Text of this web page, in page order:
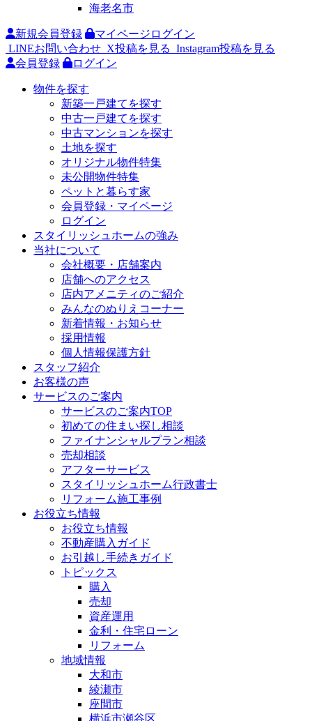
海老名市
新規会員登録
マイページログイン
LINEお問い合わせ X投稿を見る Instagram投稿を見る
会員登録
ログイン
物件を探す
新築一戸建てを探す
中古一戸建てを探す
中古マンションを探す
土地を探す
オリジナル物件特集
未公開物件特集
ペットと暮らす家
会員登録・マイページ
ログイン
スタイリッシュホームの強み
当社について
会社概要・店舗案内
店舗へのアクセス
店内アメニティのご紹介
みんなのぬりえコーナー
新着情報・お知らせ
採用情報
個人情報保護方針
スタッフ紹介
お客様の声
サービスのご案内
サービスのご案内TOP
初めての住まい探し相談
ファイナンシャルプラン相談
売却相談
アフターサービス
スタイリッシュホーム行政書士
リフォーム施工事例
お役立ち情報
お役立ち情報
不動産購入ガイド
お引越し手続きガイド
トピックス
購入
売却
資産運用
金利・住宅ローン
リフォーム
地域情報
大和市
綾瀬市
座間市
横浜市瀬谷区